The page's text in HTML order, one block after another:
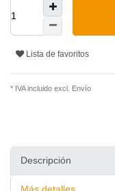
Lista de favoritos
* IVA incluido excl. Envío
Descripción